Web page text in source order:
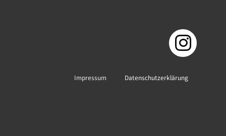
Impressum Datenschutzerklärung